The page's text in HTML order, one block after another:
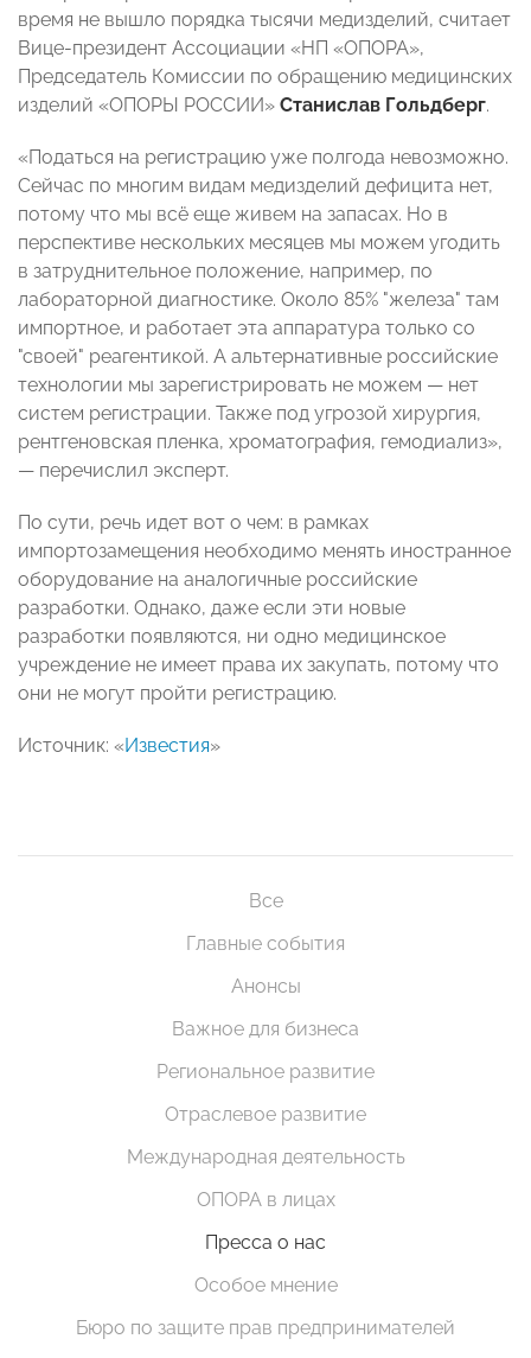
время не вышло порядка тысячи медизделий, считает
Вице-президент Ассоциации «НП «ОПОРА»,
Председатель Комиссии по обращению медицинских
изделий «ОПОРЫ РОССИИ» Станислав Гольдберг.
«Податься на регистрацию уже полгода невозможно.
Сейчас по многим видам медизделий дефицита нет,
потому что мы всё еще живем на запасах. Но в
перспективе нескольких месяцев мы можем угодить
в затруднительное положение, например, по
лабораторной диагностике. Около 85% "железа" там
импортное, и работает эта аппаратура только со
"своей" реагентикой. А альтернативные российские
технологии мы зарегистрировать не можем — нет
систем регистрации. Также под угрозой хирургия,
рентгеновская пленка, хроматография, гемодиализ»,
— перечислил эксперт.
По сути, речь идет вот о чем: в рамках
импортозамещения необходимо менять иностранное
оборудование на аналогичные российские
разработки. Однако, даже если эти новые
разработки появляются, ни одно медицинское
учреждение не имеет права их закупать, потому что
они не могут пройти регистрацию.
Источник: «Известия»
Все
Главные события
Анонсы
Важное для бизнеса
Региональное развитие
Отраслевое развитие
Международная деятельность
ОПОРА в лицах
Пресса о нас
Особое мнение
Бюро по защите прав предпринимателей